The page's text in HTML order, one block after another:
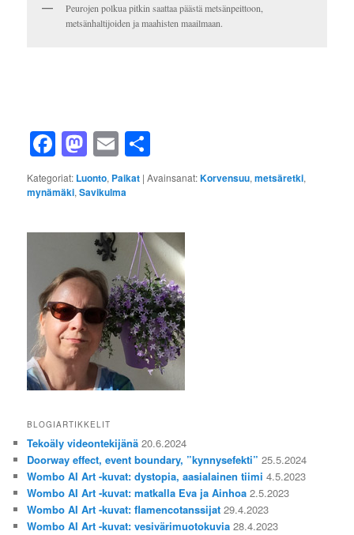
Peurojen polkua pitkin saattaa päästä metsänpeittoon,
metsänhaltijoiden ja maahisten maailmaan.
Facebook
Mastodon
Email
Kategoriat: Luonto, Paikat |Avainsanat:Korvensuu,metsäretki,
mynämäki,Savikulma
BLOGIARTIKKELIT
Tekoäly videontekijänä 20.6.2024
Doorway effect, event boundary, ”kynnysefekti” 25.5.2024
Wombo AI Art -kuvat: dystopia, aasialainen tiimi 4.5.2023
Wombo AI Art -kuvat: matkalla Eva ja Ainhoa 2.5.2023
Wombo AI Art -kuvat: flamencotanssijat 29.4.2023
Wombo AI Art -kuvat: vesivärimuotokuvia 28.4.2023